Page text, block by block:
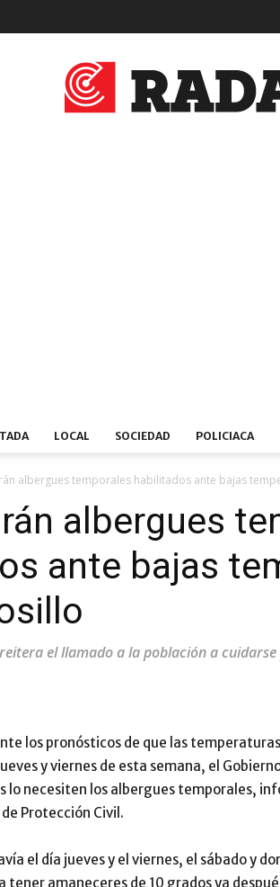
LOCAL SOCIEDAD POLICIACA
albergues temporales habilitados ante bajas
albergues
ante bajas
el llamado a la población a
los pronósticos de que las
y viernes de esta semana, el
lo necesiten los albergues temporales,
Protección Civil.
el día jueves y el viernes, el sábado y
amaneceres de 10 grados ya